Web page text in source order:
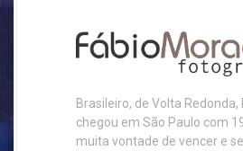
Brasileiro, de Volta Redonda,
chegou em São Paulo com
muita vontade de vencer e